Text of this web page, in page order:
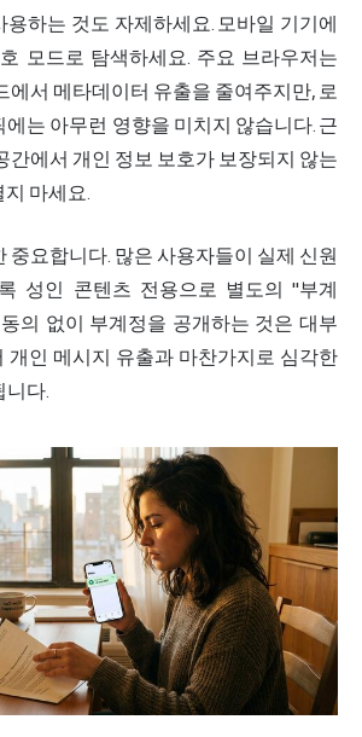
용하는 것도 자제하세요. 모바일 기기에
모드로 탐색하세요. 주요 브라우저는
에서 메타데이터 유출을 줄여주지만, 로
는 아무런 영향을 미치지 않습니다. 근
간에서 개인 정보 보호가 보장되지 않는
지 마세요.
중요합니다. 많은 사용자들이 실제 신원
성인 콘텐츠 전용으로 별도의 "부계
의 없이 부계정을 공개하는 것은 대부
개인 메시지 유출과 마찬가지로 심각한
니다.